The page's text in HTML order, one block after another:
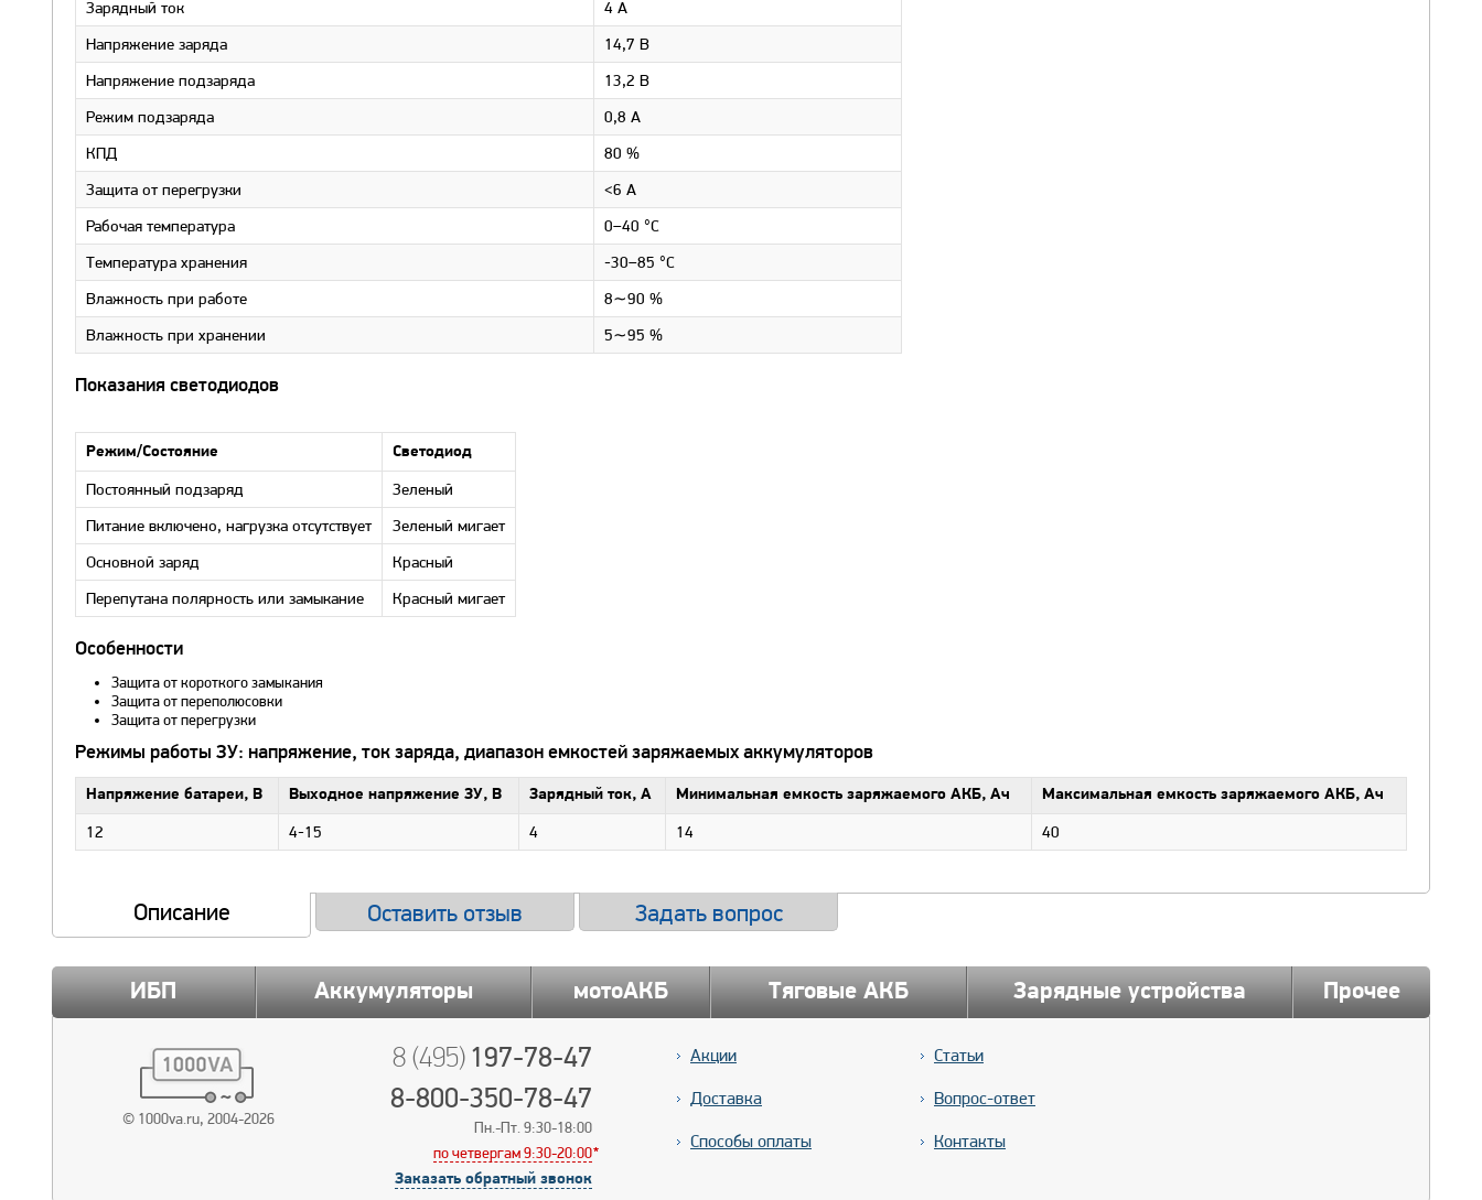
Зарядный ток
4 А
Напряжение заряда
14,7 В
Напряжение подзаряда
13,2 В
Режим подзаряда
0,8 А
КПД
80 %
Защита от перегрузки
<6 А
Рабочая температура
0–40 °С
Температура хранения
-30–85 °С
Влажность при работе
8∼90 %
Влажность при хранении
5∼95 %
Показания светодиодов
Режим/Состояние Светодиод
Постоянный подзаряд
Зеленый
Питание включено, нагрузка отсутствует
Зеленый мигает
Основной заряд
Красный
Перепутана полярность или замыкание
Красный мигает
Особенности
Защита от короткого замыкания
Защита от переполюсовки
Защита от перегрузки
Режимы работы ЗУ: напряжение, ток заряда, диапазон емкостей заряжаемых аккумуляторов
Напряжение батареи, В Выходное напряжение ЗУ, В Зарядный ток, А Минимальная емкость заряжаемого АКБ, Ач Максимальная емкость заряжаемого АКБ, Ач
12 4-15 4 14 40
Описание Оставить отзыв Задать вопрос
ИБП Аккумуляторы мотоАКБ Тяговые АКБ Зарядные устройства Прочее
© 1000va.ru, 2004-2026
8 (495)197-78-47
8-800-350-78-47
Пн.-Пт. 9:30-18:00
по четвергам 9:30-20:00*
*
Заказать обратный звонок
Акции
Доставка
Способы оплаты
Статьи
Вопрос-ответ
Контакты